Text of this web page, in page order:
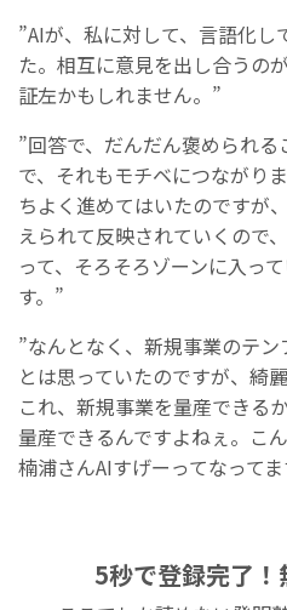
”AIが、私に対して、言語化
た。相互に意見を出し合うの
証左かもしれません。”
”回答で、だんだん褒められ
で、それもモチベにつながり
ちよく進めてはいたのですが
えられて反映されていくので
って、そろそろゾーンに入っ
す。”
”なんとなく、新規事業のテ
とは思っていたのですが、綺
これ、新規事業を量産できる
量産できるんですよねぇ。こ
楠浦さんAIすげーってなってま
5秒で登録完了